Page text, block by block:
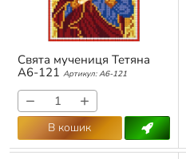
Свята мучениця Тетяна
А6-121 Артикул: А6-121
− +
В кошик